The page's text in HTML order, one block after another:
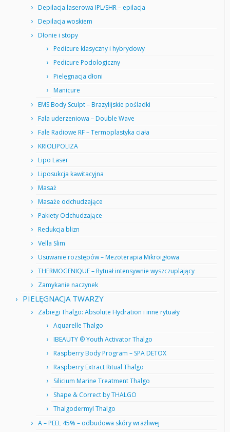
Depilacja laserowa IPL/SHR – epilacja
Depilacja woskiem
Dłonie i stopy
Pedicure klasyczny i hybrydowy
Pedicure Podologiczny
Pielęgnacja dłoni
Manicure
EMS Body Sculpt – Brazylijskie pośladki
Fala uderzeniowa – Double Wave
Fale Radiowe RF – Termoplastyka ciała
KRIOLIPOLIZA
Lipo Laser
Liposukcja kawitacyjna
Masaż
Masaże odchudzające
Pakiety Odchudzające
Redukcja blizn
Vella Slim
Usuwanie rozstępów – Mezoterapia Mikroigłowa
THERMOGENIQUE – Rytuał intensywnie wyszczuplający
Zamykanie naczynek
PIELĘGNACJA TWARZY
Zabiegi Thalgo: Absolute Hydration i inne rytuały
Aquarelle Thalgo
IBEAUTY ® Youth Activator Thalgo
Raspberry Body Program – SPA DETOX
Raspberry Extract Ritual Thalgo
Silicium Marine Treatment Thalgo
Shape & Correct by THALGO
Thalgodermyl Thalgo
A – PEEL 45% – odbudowa skóry wrażliwej